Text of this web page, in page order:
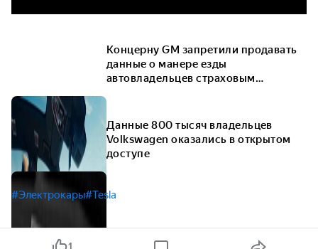
Концерну GM запретили продавать
данные о манере езды
автовладельцев страховым
Данные 800 тысяч владельцев
Volkswagen оказались в открытом
доступе
#Электрокары#Tesla